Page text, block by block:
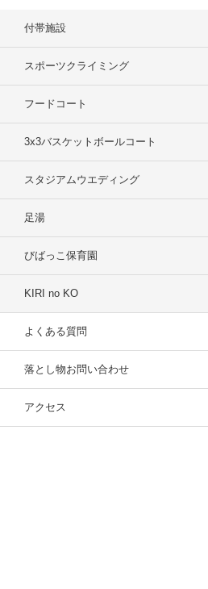
付帯施設
スポーツクライミング
フードコート
3x3バスケットボールコート
スタジアムウエディング
足湯
びばっこ保育園
KIRI no KO
よくある質問
落とし物お問い合わせ
アクセス